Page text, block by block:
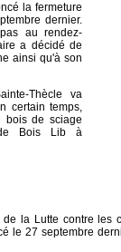
la fermeture
dernier.
au rendez-
a décidé de
ainsi qu'à son
Thècle va
certain temps,
bois de sciage
Bois Lib à
de la Lutte contre
le 27 septembre